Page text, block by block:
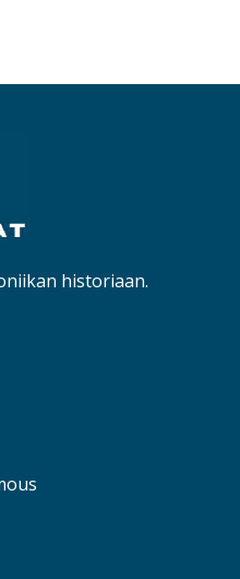
historiaan.